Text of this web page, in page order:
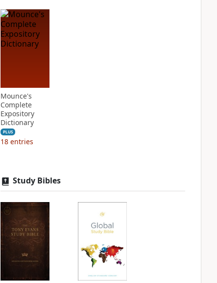
Mounce's
Complete
Expository
Dictionary
PLUS
18 entries
Study Bibles